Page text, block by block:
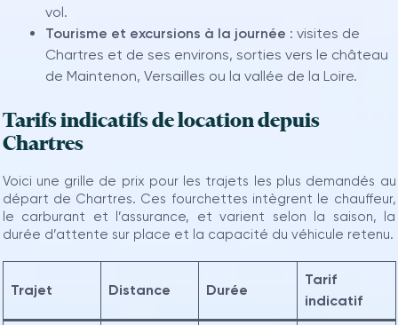
vol.
Tourisme et excursions à la journée : visites de
Chartres et de ses environs, sorties vers le château
de Maintenon, Versailles ou la vallée de la Loire.
Tarifs indicatifs de location depuis
Chartres
Voici une grille de prix pour les trajets les plus demandés au
départ de Chartres. Ces fourchettes intègrent le chauffeur,
le carburant et l’assurance, et varient selon la saison, la
durée d’attente sur place et la capacité du véhicule retenu.
Trajet Distance Durée
Tarif
indicatif